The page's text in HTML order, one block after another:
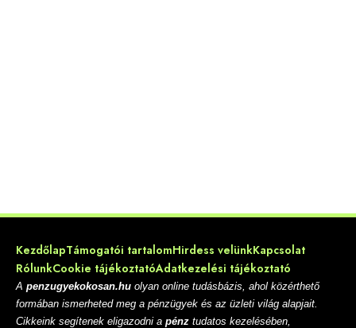
KezdőlapTámogatói tartalomHirdess velünkKapcsolat
RólunkCookie tájékoztatóAdatkezelési tájékoztató
A penzugyekokosan.hu olyan online tudásbázis, ahol közérthető
formában ismerheted meg a pénzügyek és az üzleti világ alapjait.
Cikkeink segítenek eligazodni a pénz tudatos kezelésében,